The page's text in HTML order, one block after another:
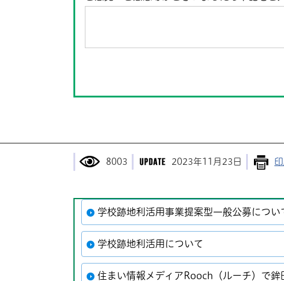
8003 2023年11月23日
学校跡地利活用事業提案型一般公募につい
学校跡地利活用について
住まい情報メディアRooch（ルーチ）で鉾